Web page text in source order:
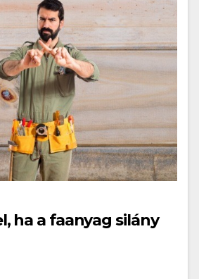
ha a faanyag silány